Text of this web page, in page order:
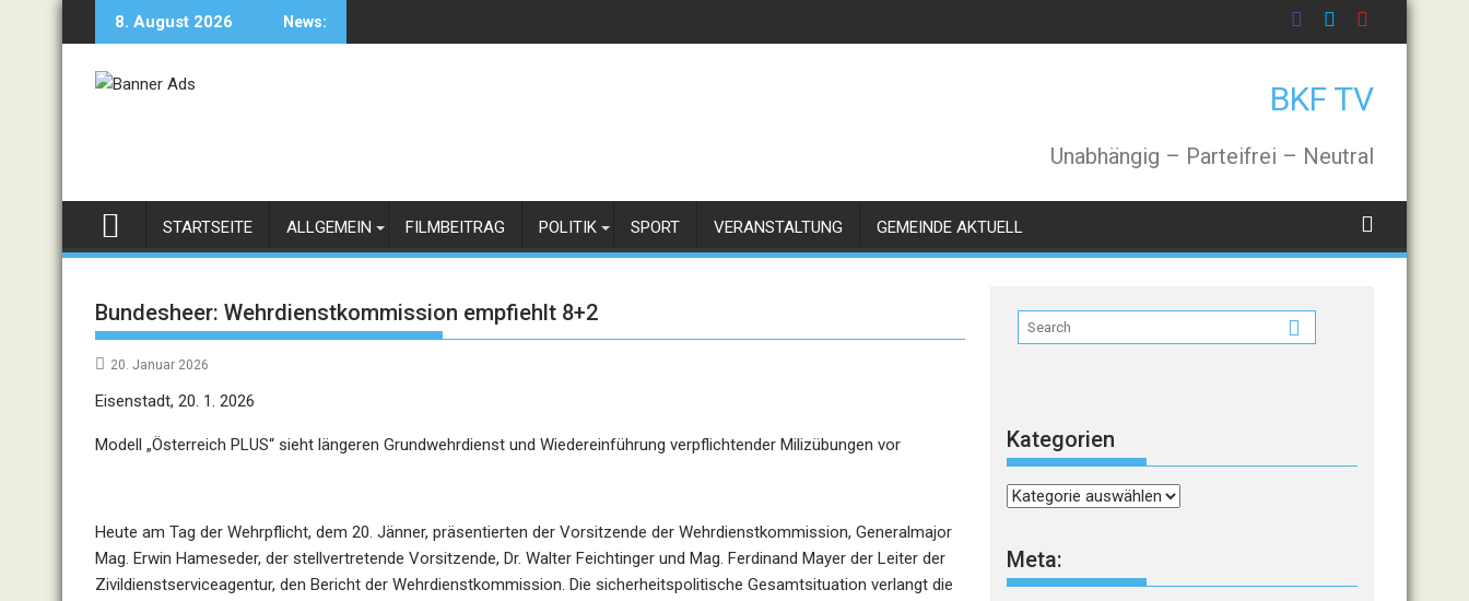
8. August 2026 News:
BKF TV
Unabhängig – Parteifrei – Neutral
STARTSEITE ALLGEMEIN FILMBEITRAG POLITIK SPORT VERANSTALTUNG GEMEINDE AKTUELL
Bundesheer: Wehrdienstkommission empfiehlt 8+2
20. Januar 2026
Eisenstadt, 20. 1. 2026
Modell „Österreich PLUS“ sieht längeren Grundwehrdienst und Wiedereinführung verpflichtender Milizübungen vor
Heute am Tag der Wehrpflicht, dem 20. Jänner, präsentierten der Vorsitzende der Wehrdienstkommission, Generalmajor
Mag. Erwin Hameseder, der stellvertretende Vorsitzende, Dr. Walter Feichtinger und Mag. Ferdinand Mayer der Leiter der
Zivildienstserviceagentur, den Bericht der Wehrdienstkommission. Die sicherheitspolitische Gesamtsituation verlangt die
Kategorien
Kategorien
Meta: